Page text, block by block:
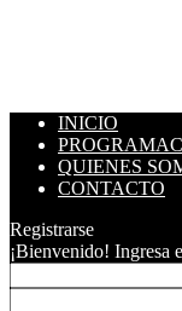
INICIO
QUIENES
CONTACTO
Registrarse
¡Bienvenido! Ingresa